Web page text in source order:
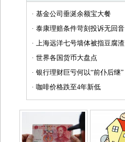
· 基金公司垂涎余额宝大餐
· 泰康理赔条件苛刻投诉无回音
· 上海远洋七号墙体被指豆腐渣
· 世界各国货币大盘点
· 银行理财巨亏何以“前仆后继”
· 咖啡价格跌至4年新低